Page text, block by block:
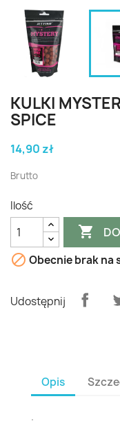
KULKI
SPICE
14,90 zł
Brutto
Ilość

 Obecnie brak na
Udostępnij
Opis
.